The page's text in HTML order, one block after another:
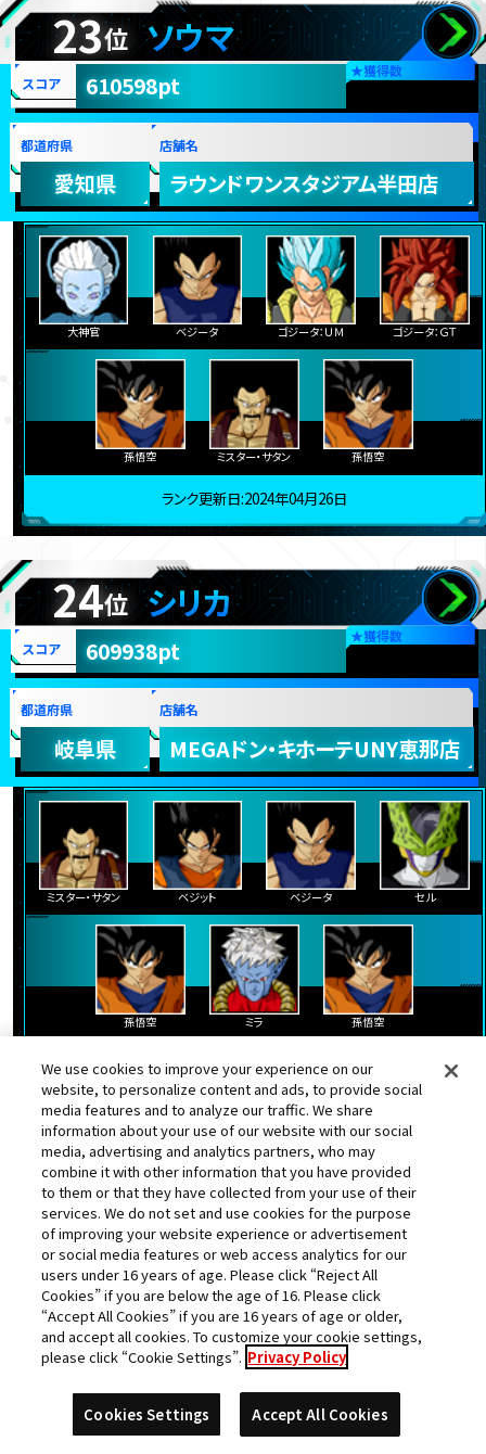
23位 ソウマ
★獲得数
スコア 610598pt
都道府県
愛知県
店舗名
ラウンドワンスタジアム半田店
大神官 ベジータ ゴジータ：ＵＭ ゴジータ：ＧＴ
孫悟空 ミスター・サタン 孫悟空
ランク更新日:2024年04月26日
24位 シリカ
★獲得数
スコア 609938pt
都道府県
岐阜県
店舗名
MEGAドン・キホーテUNY恵那店
ミスター・サタン ベジット ベジータ セル
孫悟空 ミラ 孫悟空
ランク更新日:2024年04月13日
25位 サイキョウ
★獲得数
スコア 609878pt
都道府県
愛知県
店舗名
アピタ蒲郡店
We use cookies to improve your experience on our
website, to personalize content and ads, to provide social
media features and to analyze our traffic. We share
information about your use of our website with our social
media, advertising and analytics partners, who may
combine it with other information that you have provided
to them or that they have collected from your use of their
services. We do not set and use cookies for the purpose
of improving your website experience or advertisement
or social media features or web access analytics for our
users under 16 years of age. Please click “Reject All
Cookies” if you are below the age of 16. Please click
“Accept All Cookies” if you are 16 years of age or older,
and accept all cookies. To customize your cookie settings,
please click “Cookie Settings”. Privacy Policy
Cookies Settings Accept All Cookies